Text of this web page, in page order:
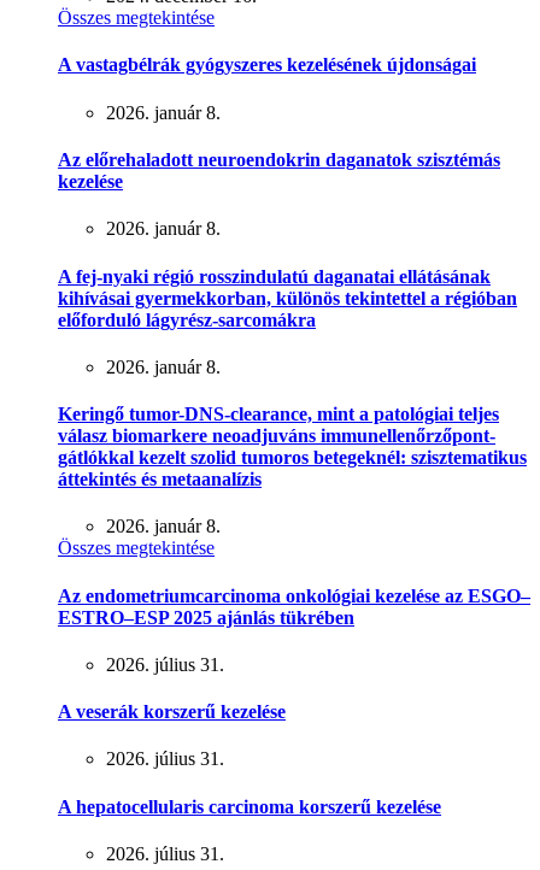
Összes megtekintése
A vastagbélrák gyógyszeres kezelésének újdonságai
2026. január 8.
Az előrehaladott neuroendokrin daganatok szisztémás
kezelése
2026. január 8.
A fej-nyaki régió rosszindulatú daganatai ellátásának
kihívásai gyermekkorban, különös tekintettel a régióban
előforduló lágyrész-sarcomákra
2026. január 8.
Keringő tumor-DNS-clearance, mint a patológiai teljes
válasz biomarkere neoadjuváns immunellenőrzőpont-
gátlókkal kezelt szolid tumoros betegeknél: szisztematikus
áttekintés és metaanalízis
2026. január 8.
Összes megtekintése
Az endometriumcarcinoma onkológiai kezelése az ESGO–
ESTRO–ESP 2025 ajánlás tükrében
2026. július 31.
A veserák korszerű kezelése
2026. július 31.
A hepatocellularis carcinoma korszerű kezelése
2026. július 31.